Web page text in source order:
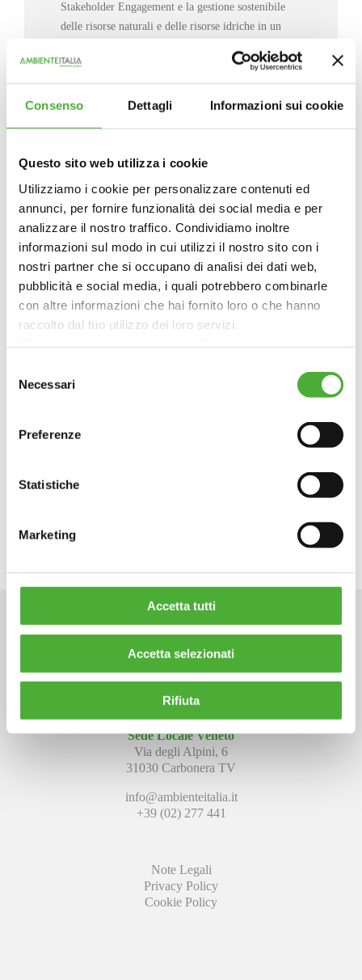
Consenso Dettagli Informazioni sui cookie
Questo sito web utilizza i cookie
Utilizziamo i cookie per personalizzare contenuti ed
annunci, per fornire funzionalità dei social media e per
analizzare il nostro traffico. Condividiamo inoltre
informazioni sul modo in cui utilizzi il nostro sito con i
nostri partner che si occupano di analisi dei dati web,
pubblicità e social media, i quali potrebbero combinarle
con altre informazioni che hai fornito loro o che hanno
raccolto dal tuo utilizzo dei loro servizi.
Chiudendo il banner continui la navigazione con i soli
cookie strettamente necessari al funzionamento delsito
web
delNecessari
Preferenze
Statistiche
Marketing
Accetta tutti
Accetta selezionati
Rifiuta
Stakeholder Engagement e la gestione sostenibile
delle risorse naturali e delle risorse idriche in un
2018 è stata referente italiana
freshwaterper il
WWF European Alpine Programme. In Ambiente
Italia coordina l’areaResilienza e Adattamentoai
territorio, all’uso delleNature-Based Solutions
servizi ecosistemici per l’adattamento al
cambiamento climatico.
Torna al Team
Facebook
Twitter
Sede Centrale,
Amministrativa e Legale
20129 Milano (MI)
Sede Locale Veneto
Via degli Alpini, 6
31030 Carbonera TV
info@ambienteitalia.it
+39 (02) 277 441
Note Legali
Privacy Policy
Cookie Policy